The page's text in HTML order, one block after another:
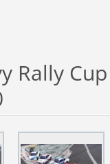
Rally